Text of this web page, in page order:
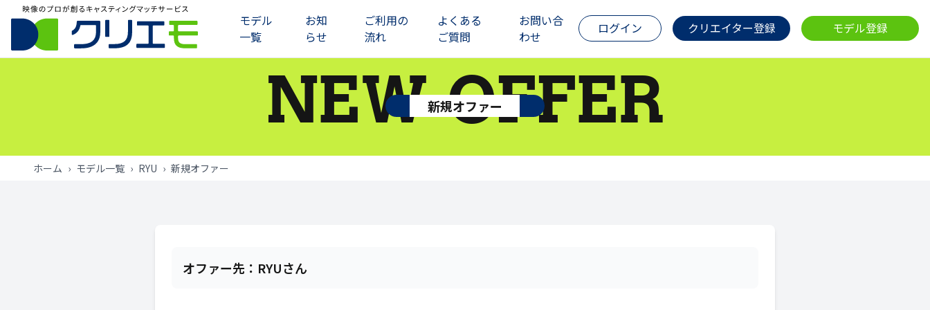
モデル
一覧
お知
らせ
ご利用の
流れ
よくある
ご質問
お問い合
わせ
ログイン クリエイター登録 モデル登録
新規オファー
NEW OFFER
ホーム › モデル一覧 › RYU › 新規オファー
オファー先： RYUさん